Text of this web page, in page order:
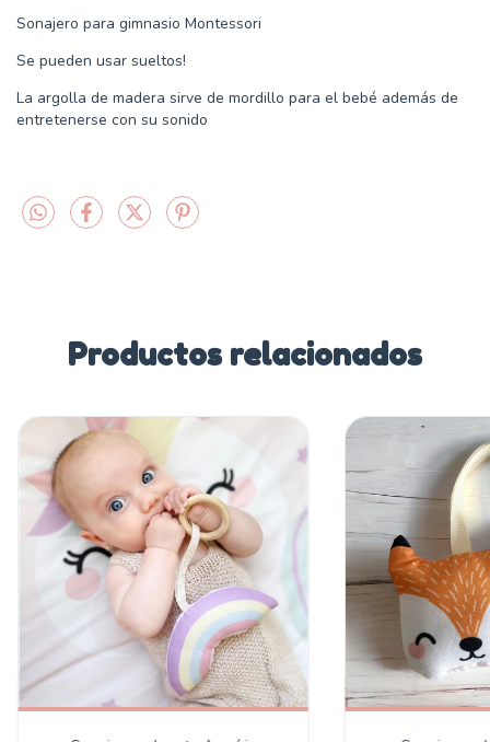
Sonajero para gimnasio Montessori
Se pueden usar sueltos!
La argolla de madera sirve de mordillo para el bebé además de
entretenerse con su sonido
Productos relacionados